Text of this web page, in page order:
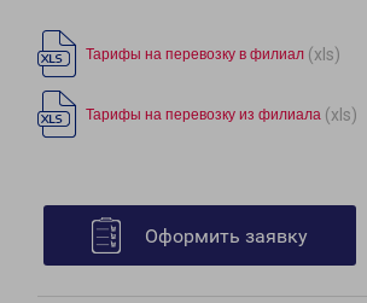
Тарифы на перевозку в филиал (xls)
Тарифы на перевозку из филиала (xls)
Оформить заявку